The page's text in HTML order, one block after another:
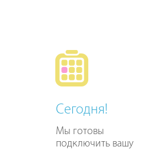
Сегодня!
Мы готовы
подключить вашу